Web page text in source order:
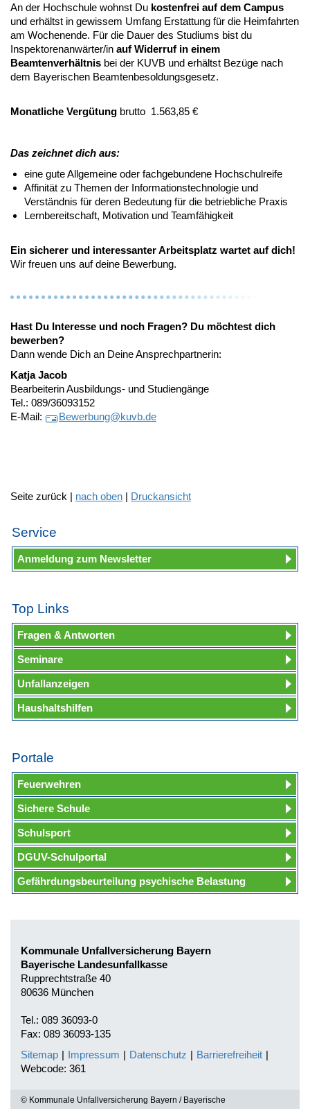
An der Hochschule wohnst Du kostenfrei auf dem Campus
und erhältst in gewissem Umfang Erstattung für die Heimfahrten
am Wochenende. Für die Dauer des Studiums bist du
Inspektorenanwärter/in auf Widerruf in einem
Beamtenverhältnis bei der KUVB und erhältst Bezüge nach
dem Bayerischen Beamtenbesoldungsgesetz.
Monatliche Vergütung brutto 1.563,85 €
Das zeichnet dich aus:
eine gute Allgemeine oder fachgebundene Hochschulreife
Affinität zu Themen der Informationstechnologie und
Verständnis für deren Bedeutung für die betriebliche Praxis
Lernbereitschaft, Motivation und Teamfähigkeit
Ein sicherer und interessanter Arbeitsplatz wartet auf dich!
Wir freuen uns auf deine Bewerbung.
Hast Du Interesse und noch Fragen? Du möchtest dich
bewerben?
Dann wende Dich an Deine Ansprechpartnerin:
Katja Jacob
Bearbeiterin Ausbildungs- und Studiengänge
Tel.: 089/36093152
E-Mail:
Bewerbung@kuvb.de
Seite zurück | nach oben | Druckansicht
Service
Anmeldung zum Newsletter
Top Links
Fragen & Antworten
Seminare
Unfallanzeigen
Haushaltshilfen
Portale
Feuerwehren
Sichere Schule
Schulsport
DGUV-Schulportal
Gefährdungsbeurteilung psychische Belastung
Kommunale Unfallversicherung Bayern
Bayerische Landesunfallkasse
Rupprechtstraße 40
80636 München
Tel.: 089 36093-0
Fax: 089 36093-135
Sitemap | Impressum | Datenschutz | Barrierefreiheit |
Webcode: 361
© Kommunale Unfallversicherung Bayern / Bayerische